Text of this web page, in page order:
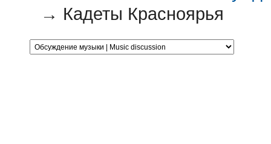
→ Кадеты Красноярья